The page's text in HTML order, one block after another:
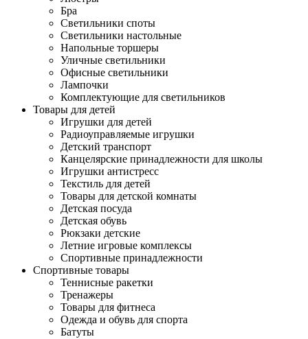
Бра
Светильники споты
Светильники настольные
Напольные торшеры
Уличные светильники
Офисные светильники
Лампочки
Комплектующие для светильников
Товары для детей
Игрушки для детей
Радиоуправляемые игрушки
Детский транспорт
Канцелярские принадлежности для школы
Игрушки антистресс
Текстиль для детей
Товары для детской комнаты
Детская посуда
Детская обувь
Рюкзаки детские
Летние игровые комплексы
Спортивные принадлежности
Спортивные товары
Теннисные ракетки
Тренажеры
Товары для фитнеса
Одежда и обувь для спорта
Батуты